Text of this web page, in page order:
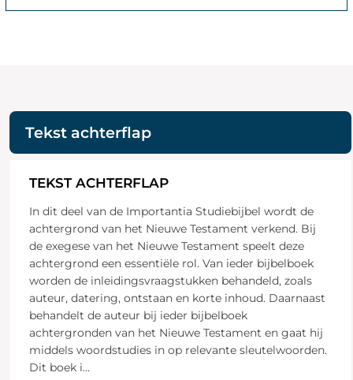
Tekst achterflap
TEKST ACHTERFLAP
In dit deel van de Importantia Studiebijbel wordt de
achtergrond van het Nieuwe Testament verkend. Bij
de exegese van het Nieuwe Testament speelt deze
achtergrond een essentiële rol. Van ieder bijbelboek
worden de inleidingsvraagstukken behandeld, zoals
auteur, datering, ontstaan en korte inhoud. Daarnaast
behandelt de auteur bij ieder bijbelboek
achtergronden van het Nieuwe Testament en gaat hij
middels woordstudies in op relevante sleutelwoorden.
Dit boek i...